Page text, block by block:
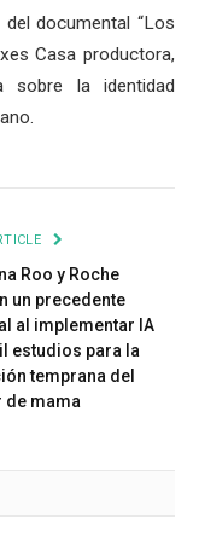
documental “Los
Casa productora,
sobre la identidad
Roo y Roche
un precedente
al implementar IA
estudios para la
temprana del
de mama